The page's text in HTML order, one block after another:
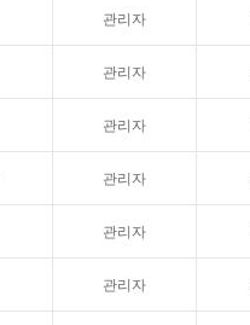
관리자
관리자
관리자
관리자
관리자
관리자